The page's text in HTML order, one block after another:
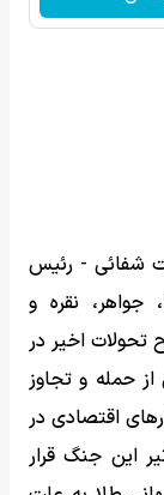
شفائی - رئیس
جواهر، نقره و
تحولات اخیر در
حمله و تجاوز
اقتصادی در
این جنگ قرار